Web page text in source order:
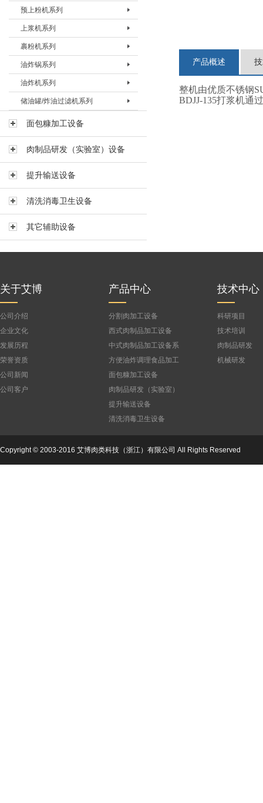
打浆机BDJJ-135
打浆机BDJJ-200
肉饼成型机BHBJ-I
肉饼成型机BHBJ-II
成型机BFMJ-400
预上粉机系列
预上粉机BSFJ-I-200
预上粉机BSFJ-I-400
预上粉机BSFJ-I-600
上浆机系列
上浆机BSJJ-200B
上浆机BSJJ-200T
上浆机BSJJ-400B
上浆机BSJJ-400T
上浆机BSJJ-600B
上浆机BSJJ-600T
裹粉机系列
裹粉机BSFJ-II-200
裹粉机 BSFJ-II-400
裹粉机BSFJ-II-600
裹粉机BSFJ-III-600
油炸锅系列
油炸锅BYZG-20
油炸锅BYZG-40
油炸锅BYZG-125
油炸机系列
油炸机BYZJ-II-400
油炸机BYZJ-II-600
油炸机BYZJ-II-900
油炸机BYZJ-V-200
油炸机BYZJ-V-200L
储油罐/炸油过滤机系列
储油罐BYG-600
储油罐BYG-2000
煎炸油过滤机BLYJ-60
煎炸油过滤机BLYJ-130
面包糠加工设备
肉制品研发（实验室）设备
提升输送设备
清洗消毒卫生设备
其它辅助设备
产品概述
整机由优质不锈钢
BDJJ-135打浆机通
关于艾博
公司介绍
企业文化
发展历程
荣誉资质
公司新闻
公司客户
产品中心
分割肉加工设备
西式肉制品加工设备
中式肉制品加工设备系
列
方便油炸调理食品加工
设备
面包糠加工设备
肉制品研发（实验室）
设备
提升输送设备
清洗消毒卫生设备
技术中心
科研项目
技术培训
肉制品研发
机械研发
Copyright © 2003-2016 艾博肉类科技（浙江）有限公司 All Rights Reserved